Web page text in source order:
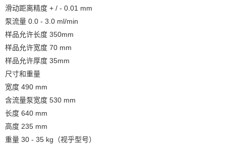
滑动距离精度 + / - 0.01 mm
泵流量 0.0 - 3.0 ml/min
样品允许长度 350mm
样品允许宽度 70 mm
样品允许厚度 35mm
尺寸和重量
宽度 490 mm
含流量泵宽度 530 mm
长度 640 mm
高度 235 mm
重量 30 - 35 kg（视乎型号）